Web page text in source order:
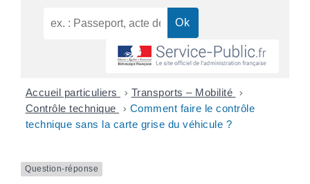
Accueil particuliers > Transports – Mobilité >
Contrôle technique > Comment faire le contrôle
technique sans la carte grise du véhicule ?
Question-réponse